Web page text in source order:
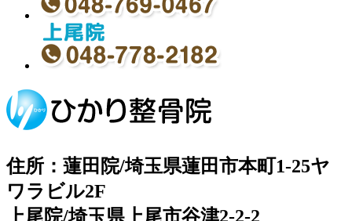
住所：蓮田院/埼玉県蓮田市本町1-25ヤ
ワラビル2F
上尾院/埼玉県上尾市谷津2-2-2